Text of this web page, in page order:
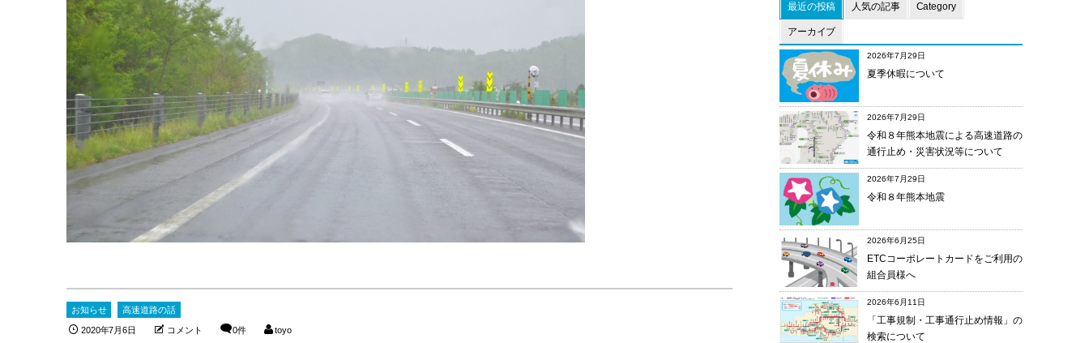
お知らせ 高速道路の話
2020年7月6日 コメント 0件 toyo
最近の投稿 人気の記事 Category
アーカイブ
2026年7月29日
夏季休暇について
2026年7月29日
令和８年熊本地震による高速道路の
通行止め・災害状況等について
2026年7月29日
令和８年熊本地震
2026年6月25日
ETCコーポレートカードをご利用の
組合員様へ
2026年6月11日
「工事規制・工事通行止め情報」の
検索について